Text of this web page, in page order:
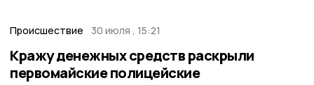
Происшествие 30 июля , 15:21
Кражу денежных средств раскрыли
первомайские полицейские